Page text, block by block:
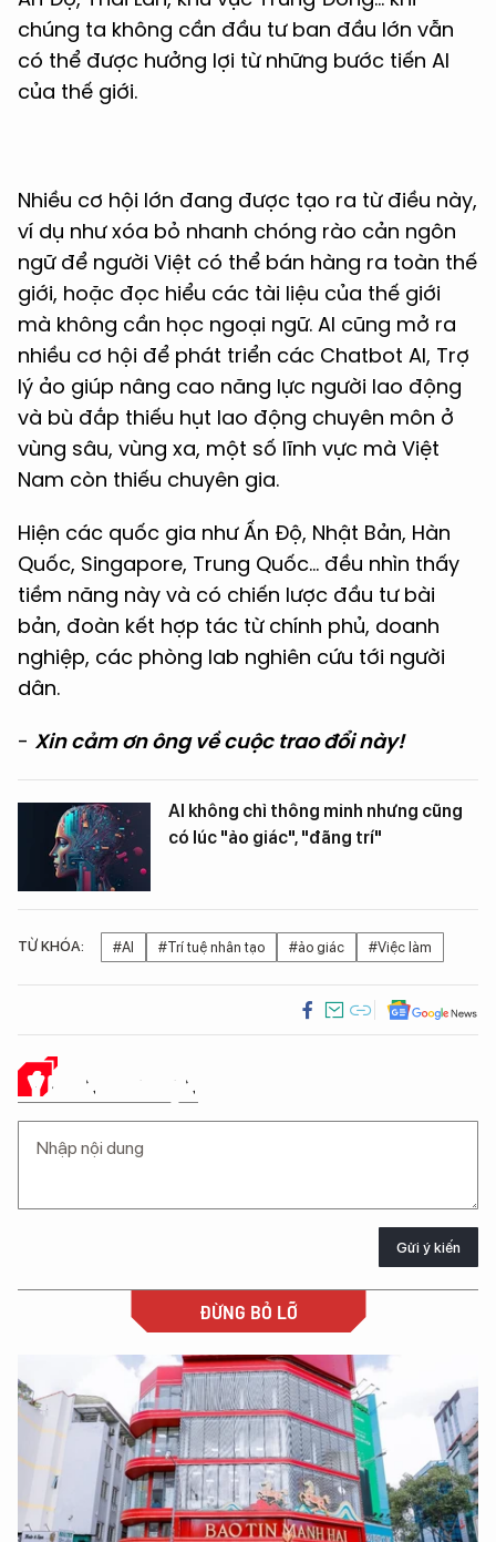
chúng ta không cần đầu tư ban đầu lớn vẫn
có thể được hưởng lợi từ những bước tiến AI
của thế giới.
Nhiều cơ hội lớn đang được tạo ra từ điều này,
ví dụ như xóa bỏ nhanh chóng rào cản ngôn
ngữ để người Việt có thể bán hàng ra toàn thế
giới, hoặc đọc hiểu các tài liệu của thế giới
mà không cần học ngoại ngữ. AI cũng mở ra
nhiều cơ hội để phát triển các Chatbot AI, Trợ
lý ảo giúp nâng cao năng lực người lao động
và bù đắp thiếu hụt lao động chuyên môn ở
vùng sâu, vùng xa, một số lĩnh vực mà Việt
Nam còn thiếu chuyên gia.
Hiện các quốc gia như Ấn Độ, Nhật Bản, Hàn
Quốc, Singapore, Trung Quốc… đều nhìn thấy
tiềm năng này và có chiến lược đầu tư bài
bản, đoàn kết hợp tác từ chính phủ, doanh
nghiệp, các phòng lab nghiên cứu tới người
dân.
- Xin cảm ơn ông về cuộc trao đổi này!
AI không chỉ thông minh nhưng cũng
có lúc "ảo giác", "đãng trí"
TỪ KHÓA: #AI #Trí tuệ nhân tạo #ảo giác #Việc làm
Ý KIẾN CỦA BẠN
Gửi ý kiến
ĐỪNG BỎ LỠ